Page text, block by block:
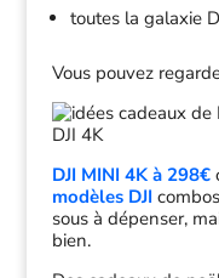
toutes la galaxie
Vous pouvez
DJI MINI 4K à 298€
modèles DJI
sous à dépenser,
bien.